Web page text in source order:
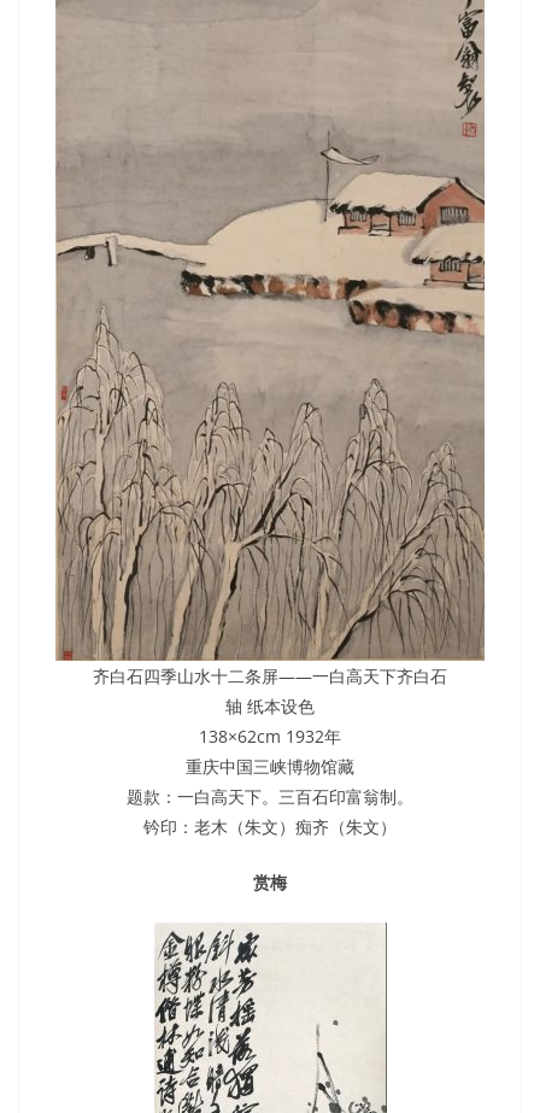
齐白石四季山水十二条屏——一白高天下齐白石
轴 纸本设色
138×62cm 1932年
重庆中国三峡博物馆藏
题款：一白高天下。三百石印富翁制。
钤印：老木（朱文）痴齐（朱文）
赏梅